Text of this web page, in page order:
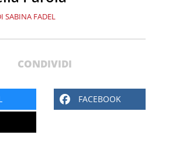
SABINA FADEL
CONDIVIDI
FACEBOOK